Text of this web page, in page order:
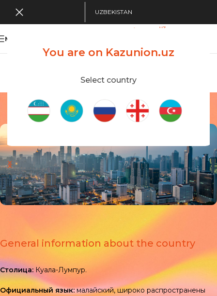
You are on Kazunion.uz
Select country
UZBEKISTAN
MENU
Malaysia
Home Malaysia
General information about the country
Столица:Куала-Лумпур.
Официальный язык:малайский, широко распространены